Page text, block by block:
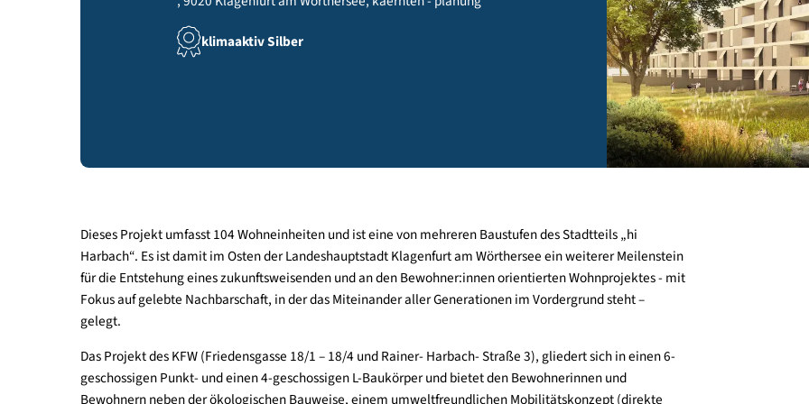
, 9020 Klagenfurt am Wörthersee, kaernten - planung
Dieses Projekt umfasst 104 Wohneinheiten und ist eine von mehreren Baustufen des Stadtteils „hi
Harbach“. Es ist damit im Osten der Landeshauptstadt Klagenfurt am Wörthersee ein weiterer Meilenstein
für die Entstehung eines zukunftsweisenden und an den Bewohner:innen orientierten Wohnprojektes - mit
Fokus auf gelebte Nachbarschaft, in der das Miteinander aller Generationen im Vordergrund steht –